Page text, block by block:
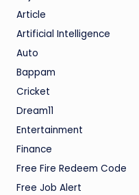
Article
Artificial Intelligence
Auto
Bappam
Cricket
Dream11
Entertainment
Finance
Free Fire Redeem Code
Free Job Alert